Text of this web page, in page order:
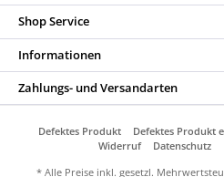
Shop Service
Informationen
Zahlungs- und Versandarten
Defektes Produkt Defektes Produkt
Widerruf
Datenschutz
* Alle Preise inkl. gesetzl.